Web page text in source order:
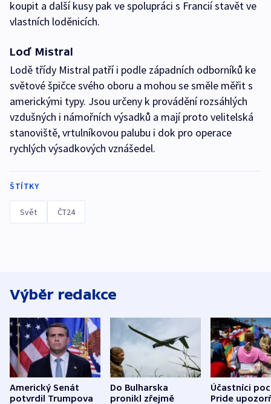
koupit a další kusy pak ve spolupráci s Francií stavět ve
vlastních loděnicích.
Loď Mistral
Lodě třídy Mistral patří i podle západních odborníků ke
světové špičce svého oboru a mohou se směle měřit s
americkými typy. Jsou určeny k provádění rozsáhlých
vzdušných i námořních výsadků a mají proto velitelská
stanoviště, vrtulníkovou palubu i dok pro operace
rychlých výsadkových vznášedel.
ŠTÍTKY
Svět ČT24
Výběr redakce
Americký Senát
potvrdil Trumpova
Do Bulharska
pronikl zřejmě
Účastníci
Pride